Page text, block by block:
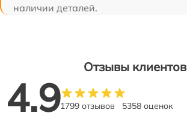
наличии деталей.
Отзывы клиентов
4.91799 отзывов 5358 оценок